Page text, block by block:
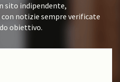
sito indipendente,
notizie sempre verificate
obiettivo.